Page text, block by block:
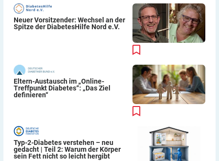
Neuer Vorsitzender: Wechsel an der
Spitze der DiabetesHilfe Nord e.V.
Eltern-Austausch im „Online-
Treffpunkt Diabetes“: „Das Ziel
definieren“
Typ-2-Diabetes verstehen – neu
gedacht | Teil 2: Warum der Körper
sein Fett nicht so leicht hergibt